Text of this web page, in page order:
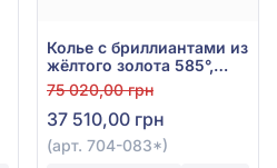
Колье с бриллиантами из
жёлтого золота 585°,
Бриллиант 0,07ct, арт.
704-083*
75 020,00 грн
37 510,00 грн
(арт. 704-083*)